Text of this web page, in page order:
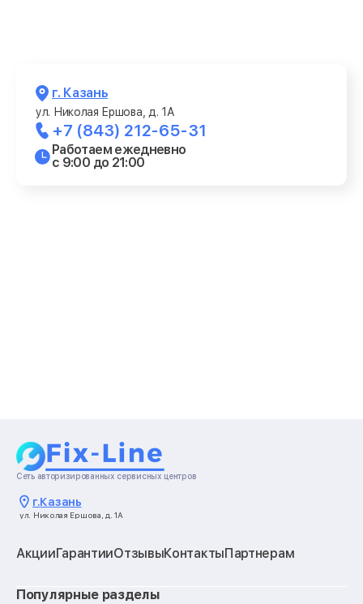
г. Казань
ул. Николая Ершова, д. 1А
+7 (843) 212-65-31
Работаем ежедневно
с 9:00 до 21:00
Сеть авторизированных сервисных центров
г.Казань
ул. Николая Ершова, д. 1А
АкцииГарантииОтзывыКонтактыПартнерам
Популярные разделы